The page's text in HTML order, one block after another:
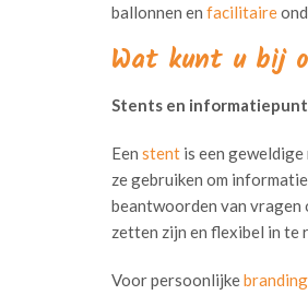
ballonnen en facilitaire
Wat kunt u bij
Stents en
Een stent is een
ze gebruiken om
beantwoorden van vragen
zetten zijn en flexibel in te
Voor persoonlijkebranding